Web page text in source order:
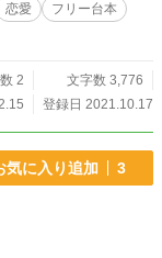
恋愛
フリー台本
2
文字数 3,776
登録日 2021.10.17
気に入り追加 3